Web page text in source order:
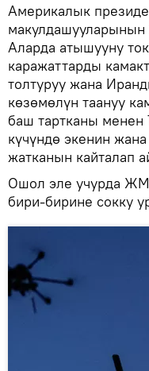
Америкалык
макулдашууларынын
Аларда атышууну
каражаттарды
толтуруу жана
көзөмөлүн таануу
баш тартканы менен
күчүндө экенин
жатканын кайталап
Ошол эле учурда
бири-бирине сокку